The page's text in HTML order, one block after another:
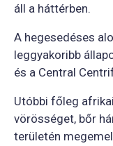
áll a háttérben.
A hegesedéses
leggyakoribb
és a Central
Utóbbi főleg
vörösséget, bőr
területén